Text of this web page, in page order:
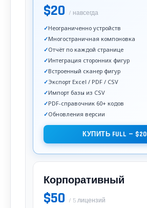
$20 / навсегда
Неограниченно устройств
Многостраничная компоновка
Отчёт по каждой странице
Интеграция сторонних фигур
Встроенный сканер фигур
Экспорт Excel / PDF / CSV
Импорт базы из CSV
PDF-справочник 60+ кодов
Обновления версии
КУПИТЬ FULL — $20
Корпоративный
$50 / 5 лицензий